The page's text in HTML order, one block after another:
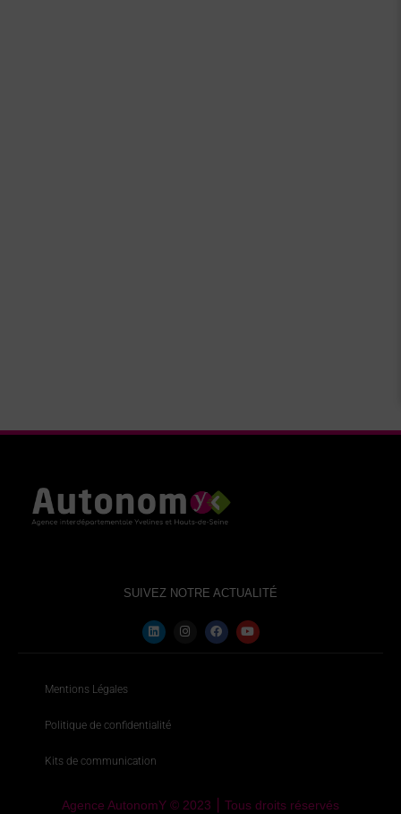
SUIVEZ NOTRE ACTUALITÉ
Mentions Légales
Politique de confidentialité
Kits de communication
Agence AutonomY © 2023 ⎮ Tous droits réservés